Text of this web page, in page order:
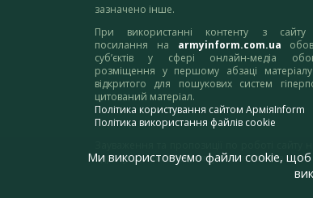
зазначено інше.
При використанні контенту з сайту
посилання на armyinform.com.ua
суб’єктів у сфері онлайн-медіа
розміщення у першому абзаці
відкритого для пошукових систем
цитований матеріал.
Політика користування сайтом АрміяInform
Політика використання файлів cookie
адресу:webmaster@armyinform.com.ua
Ми використовуємо файли cookie, щоб